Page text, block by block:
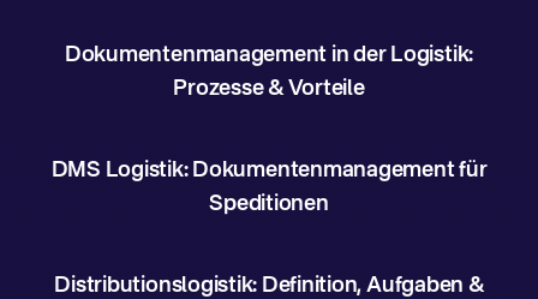
Dokumentenmanagement in der Logistik:
Prozesse & Vorteile
DMS Logistik: Dokumentenmanagement für
Speditionen
Distributionslogistik: Definition, Aufgaben &